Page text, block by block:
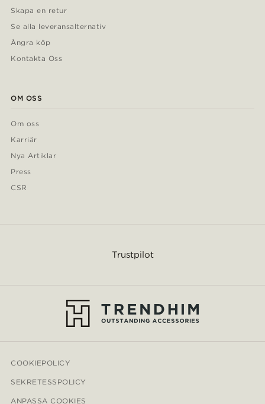
Skapa en retur
Se alla leveransalternativ
Ångra köp
Kontakta Oss
OM OSS
Om oss
Karriär
Nya Artiklar
Press
CSR
Trustpilot
COOKIEPOLICY
SEKRETESSPOLICY
ANPASSA COOKIES